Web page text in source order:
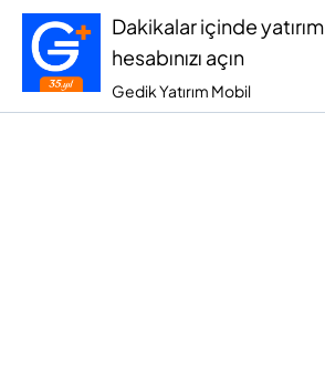
Dakikalar içinde yatırım
hesabınızı açın
Gedik Yatırım Mobil